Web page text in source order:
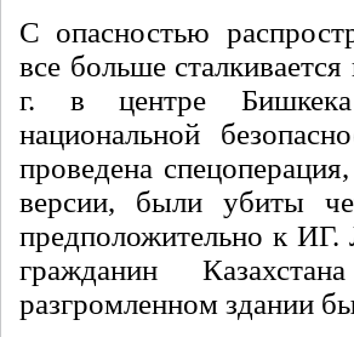
С опасностью
все больше
г. в центре Бишкека
национальной
проведена
версии, были убиты
предположительно к
гражданин
разгромленном здании